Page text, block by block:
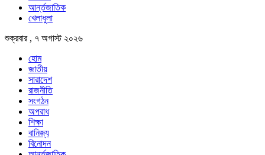
আর্ন্তজাতিক
খেলাধুলা
শুক্রবার , ৭ অগাস্ট ২০২৬
হোম
জাতীয়
সারাদেশ
রাজনীতি
সংগঠন
অপরাধ
শিক্ষা
বানিজ্য
বিনোদন